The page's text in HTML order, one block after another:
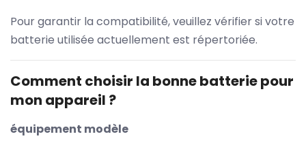
Pour garantir la compatibilité, veuillez vérifier si votre
batterie utilisée actuellement est répertoriée.
Comment choisir la bonne batterie pour
mon appareil ?
équipement modèle